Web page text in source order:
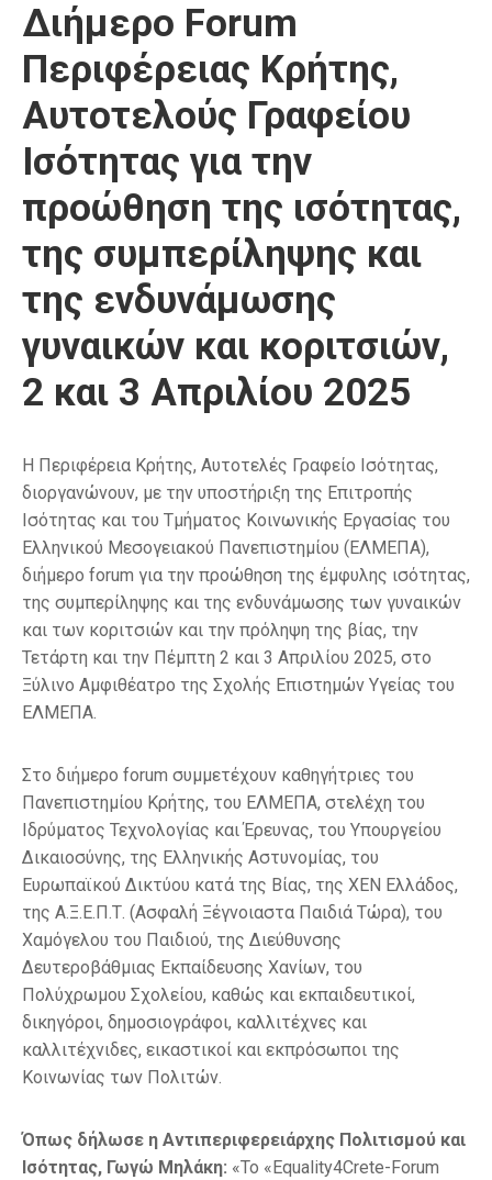
Διήμερο Forum
Περιφέρειας Κρήτης,
Αυτοτελούς Γραφείου
Ισότητας για την
προώθηση της ισότητας,
της συμπερίληψης και
της ενδυνάμωσης
γυναικών και κοριτσιών,
2 και 3 Απριλίου 2025
Η Περιφέρεια Κρήτης, Αυτοτελές Γραφείο Ισότητας,
διοργανώνουν, με την υποστήριξη της Επιτροπής
Ισότητας και του Τμήματος Κοινωνικής Εργασίας του
Ελληνικού Μεσογειακού Πανεπιστημίου (ΕΛΜΕΠΑ),
διήμερο forum για την προώθηση της έμφυλης ισότητας,
της συμπερίληψης και της ενδυνάμωσης των γυναικών
και των κοριτσιών και την πρόληψη της βίας, την
Τετάρτη και την Πέμπτη 2 και 3 Απριλίου 2025, στο
Ξύλινο Αμφιθέατρο της Σχολής Επιστημών Υγείας του
ΕΛΜΕΠΑ.
Στο διήμερο forum συμμετέχουν καθηγήτριες του
Πανεπιστημίου Κρήτης, του ΕΛΜΕΠΑ, στελέχη του
Ιδρύματος Τεχνολογίας και Έρευνας, του Υπουργείου
Δικαιοσύνης, της Ελληνικής Αστυνομίας, του
Ευρωπαϊκού Δικτύου κατά της Βίας, της ΧΕΝ Ελλάδος,
της Α.Ξ.Ε.Π.Τ. (Ασφαλή Ξέγνοιαστα Παιδιά Τώρα), του
Χαμόγελου του Παιδιού, της Διεύθυνσης
Δευτεροβάθμιας Εκπαίδευσης Χανίων, του
Πολύχρωμου Σχολείου, καθώς και εκπαιδευτικοί,
δικηγόροι, δημοσιογράφοι, καλλιτέχνες και
καλλιτέχνιδες, εικαστικοί και εκπρόσωποι της
Κοινωνίας των Πολιτών.
Όπως δήλωσε η Αντιπεριφερειάρχης Πολιτισμού και
Ισότητας, Γωγώ Μηλάκη: «Το «Equality4Crete-Forum